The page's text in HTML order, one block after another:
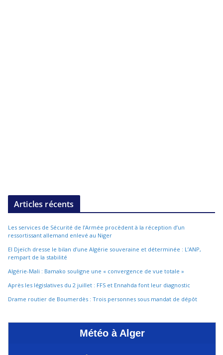
Articles récents
Les services de Sécurité de l’Armée procèdent à la réception d’un
ressortissant allemand enlevé au Niger
El Djeïch dresse le bilan d’une Algérie souveraine et déterminée : L’ANP,
rempart de la stabilité
Algérie-Mali : Bamako souligne une « convergence de vue totale »
Après les législatives du 2 juillet : FFS et Ennahda font leur diagnostic
Drame routier de Boumerdès : Trois personnes sous mandat de dépôt
Météo à Alger